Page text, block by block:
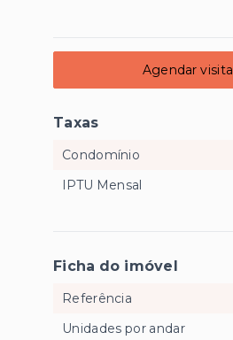
Agendar visita
Taxas
Condomínio
IPTU Mensal
Ficha do imóvel
Referência
Unidades por andar